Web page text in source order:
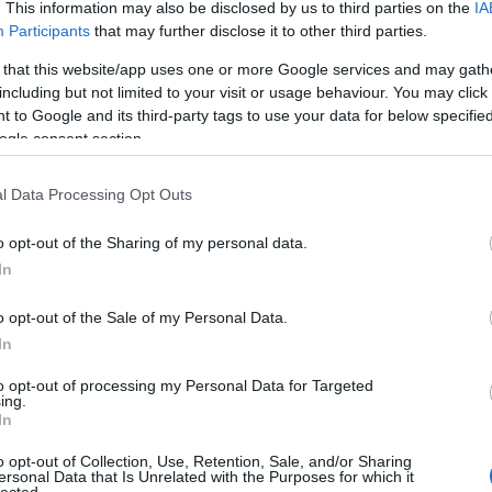
This information may also be disclosed by us to third parties on the
Participants that may further disclose it to other third parties.
that this website/app uses one or more Google services and may
but not limited to your visit or usage behaviour. You may
to Google and its third-party tags to use your data for below
consent section.
Data Processing Opt Outs
opt-out of the Sharing of my personal data.
opt-out of the Sale of my Personal Data.
opt-out of processing my Personal Data for Targeted
opt-out of Collection, Use, Retention, Sale, and/or Sharing
Data that Is Unrelated with the Purposes for which it
Szólj hozzá!
Graham Pratt Böszörményi A holló jele Oke M.Robinson
Sansom
mágikus, veszteséges. Évek teltek el, mióta Ezabeth
számára azonban nem jött el a nyugalom: most ő
és őrzi a Nall-gépezet…
TOVÁBB
Awad
A